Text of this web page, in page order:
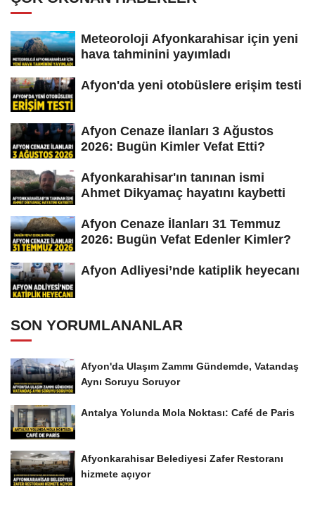
Meteoroloji Afyonkarahisar için yeni
hava tahminini yayımladı
Afyon'da yeni otobüslere erişim testi
Afyon Cenaze İlanları 3 Ağustos
2026: Bugün Kimler Vefat Etti?
Afyonkarahisar'ın tanınan ismi
Ahmet Dikyamaç hayatını kaybetti
Afyon Cenaze İlanları 31 Temmuz
2026: Bugün Vefat Edenler Kimler?
Afyon Adliyesi’nde katiplik heyecanı
SON YORUMLANANLAR
Afyon'da Ulaşım Zammı Gündemde, Vatandaş
Aynı Soruyu Soruyor
Antalya Yolunda Mola Noktası: Café de Paris
Afyonkarahisar Belediyesi Zafer Restoranı
hizmete açıyor